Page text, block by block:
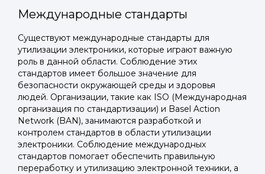
Международные стандарты
Существуют международные стандарты для
утилизации электроники, которые играют важную
роль в данной области. Соблюдение этих
стандартов имеет большое значение для
безопасности окружающей среды и здоровья
людей. Организации, такие как ISO (Международная
организация по стандартизации) и Basel Action
Network (BAN), занимаются разработкой и
контролем стандартов в области утилизации
электроники. Соблюдение международных
стандартов помогает обеспечить правильную
переработку и утилизацию электронной техники, а